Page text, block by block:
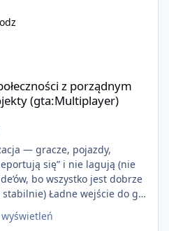
z porządnym
(gta:Multiplayer)
— gracze, pojazdy,
się” i nie lagują (nie
bo wszystko jest dobrze
wejście do gry
multiplayera Wygodne
(wsparcie C# / JS /